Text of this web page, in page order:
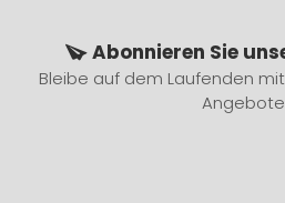
Abonnieren Sie
Bleibe auf dem Laufenden